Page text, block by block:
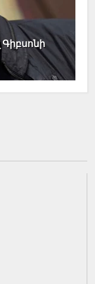
Գիբսոնի